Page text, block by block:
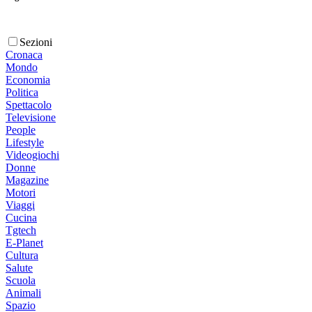
Sezioni
Cronaca
Mondo
Economia
Politica
Spettacolo
Televisione
People
Lifestyle
Videogiochi
Donne
Magazine
Motori
Viaggi
Cucina
Tgtech
E-Planet
Cultura
Salute
Scuola
Animali
Spazio